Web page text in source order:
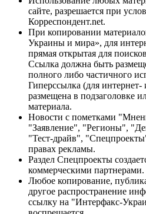
сайте, разрешается при
Корреспондент.net.
При копировании
Украины и мира», для
прямая открытая для
Ссылка должна быть
полного либо частичного
Гиперссылка (для
размещена в подзаголовке
материала.
Новости с пометками
"Заявление", "Регионы",
"Тест-драйв",
правах рекламы.
Раздел Спецпроекты
коммерческими партнерами.
Любое копирование,
другое распространение
ссылку на "Интерфакс-